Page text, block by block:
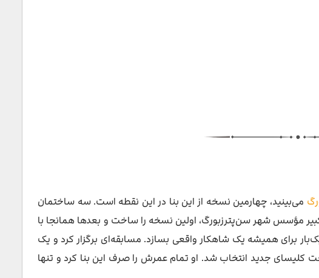
می‌بینید، چهارمین نسخه‌ از این بنا در این نقطه است. سه ساختمان
مؤسس شهر سن‌پترزبورگ، اولین نسخه را ساخت و بعدها همانجا با
برای همیشه یک شاهکار واقعی بسازد. مسابقه‌ای برگزار کرد و یک
کلیسای جدید انتخاب شد. او تمام عمرش را صرف این بنا کرد و تنها